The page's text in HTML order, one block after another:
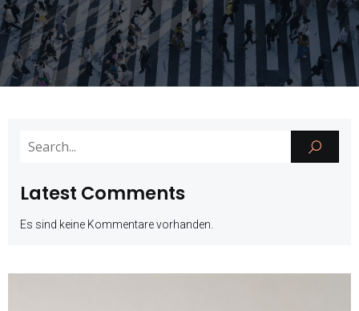
Latest Comments
Es sind keine Kommentare vorhanden.